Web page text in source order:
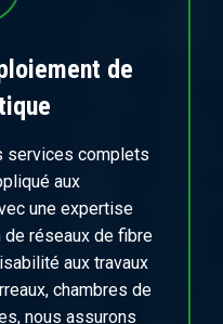
de
services complets
aux
une expertise
de réseaux de fibre
aux travaux
chambres de
nous assurons